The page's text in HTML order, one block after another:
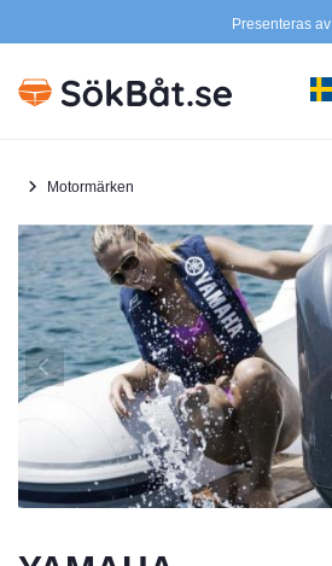
Presenteras av
Motormärken